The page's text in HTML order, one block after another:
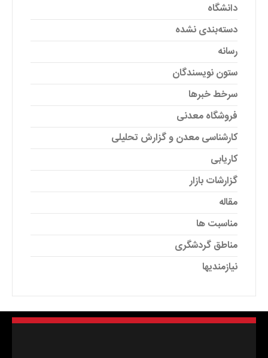
دانشگاه
دسته‌بندی نشده
رسانه
ستون نویسندگان
سرخط خبرها
فروشگاه معدنی
کارشناسی معدن و گزارش تحلیلی
کاریابی
گزارشات بازار
مقاله
مناسبت ها
مناطق گردشگری
نیازمندیها